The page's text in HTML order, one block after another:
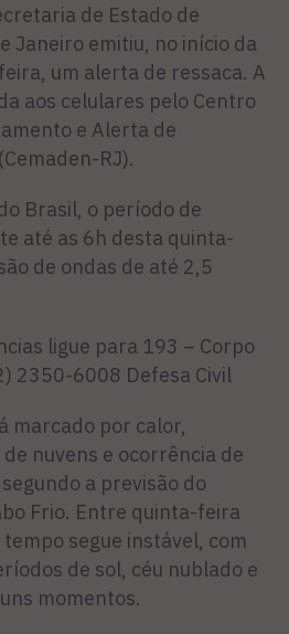
de Estado de
Janeiro emitiu, no início da
um alerta de ressaca. A
aos celulares pelo Centro
e Alerta de
RJ).
Brasil, o período de
até as 6h desta quinta-
de ondas de até 2,5
ligue para 193 – Corpo
2350-6008 Defesa Civil
marcado por calor,
nuvens e ocorrência de
a previsão do
Frio. Entre quinta-feira
tempo segue instável, com
de sol, céu nublado e
momentos.